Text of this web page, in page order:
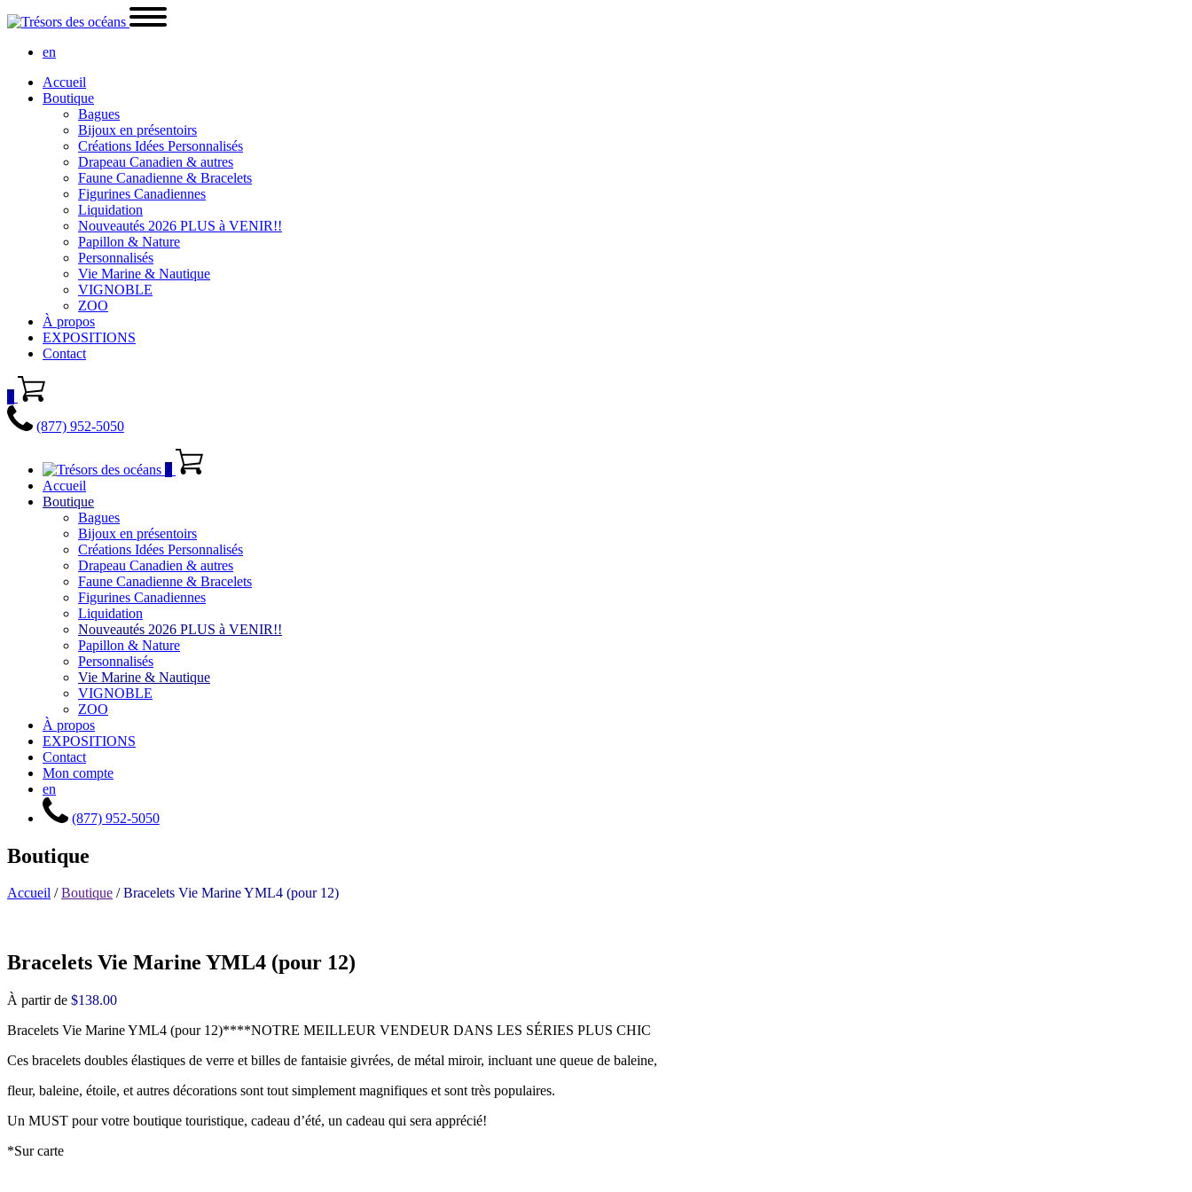
en
Accueil
Boutique
Bagues
Bijoux en présentoirs
Créations Idées Personnalisés
Drapeau Canadien & autres
Faune Canadienne & Bracelets
Figurines Canadiennes
Liquidation
Nouveautés 2026 PLUS à VENIR!!
Papillon & Nature
Personnalisés
Vie Marine & Nautique
VIGNOBLE
ZOO
À propos
EXPOSITIONS
Contact
0
(877) 952-5050
0
Accueil
Boutique
Bagues
Bijoux en présentoirs
Créations Idées Personnalisés
Drapeau Canadien & autres
Faune Canadienne & Bracelets
Figurines Canadiennes
Liquidation
Nouveautés 2026 PLUS à VENIR!!
Papillon & Nature
Personnalisés
Vie Marine & Nautique
VIGNOBLE
ZOO
À propos
EXPOSITIONS
Contact
Mon compte
en
(877) 952-5050
Boutique
Accueil /Boutique /Bracelets Vie Marine YML4 (pour 12)
Bracelets Vie Marine YML4 (pour 12)
À partir de $138.00
Bracelets Vie Marine YML4 (pour 12)****NOTRE MEILLEUR VENDEUR DANS LES SÉRIES PLUS CHIC
Ces bracelets doubles élastiques de verre et billes de fantaisie givrées, de métal miroir, incluant une queue de baleine,
fleur, baleine, étoile, et autres décorations sont tout simplement magnifiques et sont très populaires.
Un MUST pour votre boutique touristique, cadeau d’été, un cadeau qui sera apprécié!
*Sur carte